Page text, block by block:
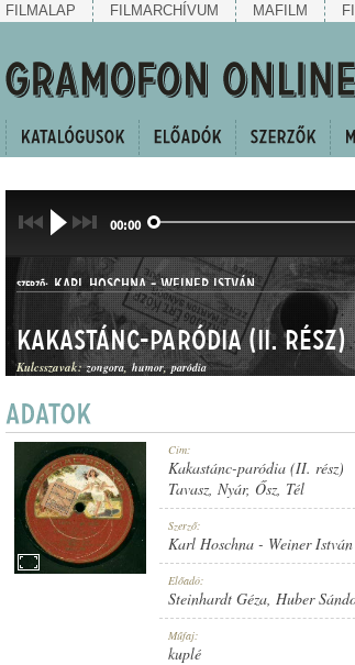
FILMALAP FILMARCHÍVUM MAFILM
00:00
SZERZŐ: KARL HOSCHNA-WEINER ISTVÁN
KUPLÉ
1913 KÖRÜL
Kakastánc-paródia (II. rész)
Kulcsszavak: zongora humor paródia
Cím:
Kakastánc-paródia (II. rész)
Tavasz, Nyár, Ősz, Tél
Szerző:
Karl Hoschna - Weiner István
Előadó:
Steinhardt Géza, Huber
Műfaj:
kuplé